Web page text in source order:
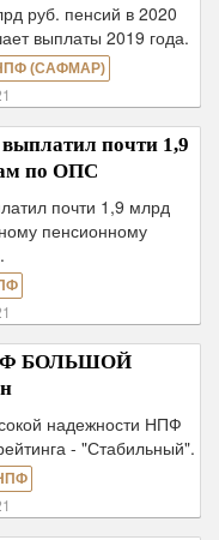
руб. пенсий в 2020
выплаты 2019 года.
(САФМАР)
почти 1,9
по ОПС
почти 1,9 млрд
пенсионному
БОЛЬШОЙ
надежности НПФ
- "Стабильный".